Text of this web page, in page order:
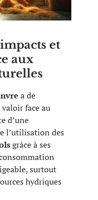
et
aux
a de
face au
d’une
l’utilisation des
grâce à ses
surtout
hydriques